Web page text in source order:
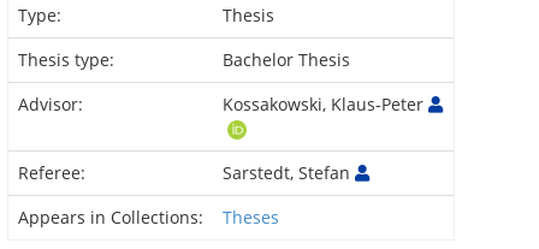
Type:
Thesis
Thesis type:
Bachelor Thesis
Advisor:
Kossakowski, Klaus-Peter
Referee:
Sarstedt, Stefan
Appears in Collections:
Theses